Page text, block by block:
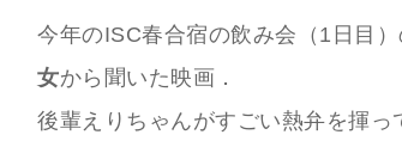
今年のISC春合宿の飲み会（1日目
女から聞いた映画．
後輩えりちゃんがすごい熱弁を揮っ